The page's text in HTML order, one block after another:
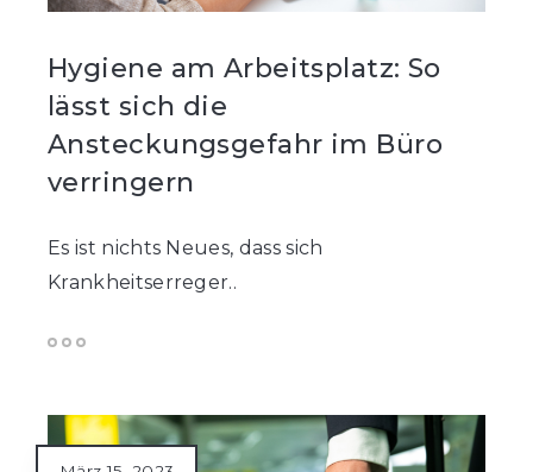
Hygiene am Arbeitsplatz: So
lässt sich die
Ansteckungsgefahr im Büro
verringern
Es ist nichts Neues, dass sich
Krankheitserreger..